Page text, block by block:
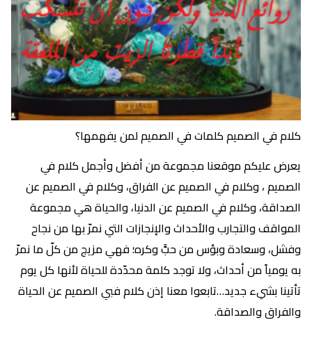
كلام في الصميم كلمات في الصميم لمن يفهمها؟
يعرض عليكم موقعنا مجموعة من أفضل وأجمل كلام في
الصميم ، وكلام في الصميم عن الفراق، وكلام في الصميم عن
الصداقة، وكلام في الصميم عن الدنيا، والحياة هي مجموعة
المواقف والتجارب والأحداث والإنجازات التي نمرّ بها من نجاح
وفشل، وسعادة وبؤس من حبٍّ وكره؛ فهي مزيج من كلّ ما نمرّ
به يومياً من أحداث، ولا توجد كلمة محدّدة للحياة لأنها كل يوم
تأتينا بشيء جديد…تابعوا معنا إذن كلام فبي الصميم عن الحياة
والفراق والصداقة.